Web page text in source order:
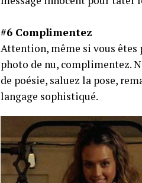
#6 Complimentez
Attention, même si vous êtes
photo de nu, complimentez.
de poésie, saluez la pose,
langage sophistiqué.